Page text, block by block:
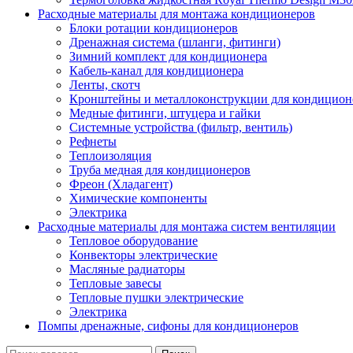
Расходные материалы для монтажа кондиционеров
Блоки ротации кондиционеров
Дренажная система (шланги, фитинги)
Зимний комплект для кондиционера
Кабель-канал для кондиционера
Ленты, скотч
Кронштейны и металлоконструкции для
Медные фитинги, штуцера и гайки
Системные устройства (фильтр, вентиль)
Рефнеты
Теплоизоляция
Труба медная для кондиционеров
Фреон (Хладагент)
Химические компоненты
Электрика
Расходные материалы для монтажа систем вентиляции
Тепловое оборудование
Конвекторы электрические
Масляные радиаторы
Тепловые завесы
Тепловые пушки электрические
Электрика
Помпы дренажные, сифоны для кондиционеров